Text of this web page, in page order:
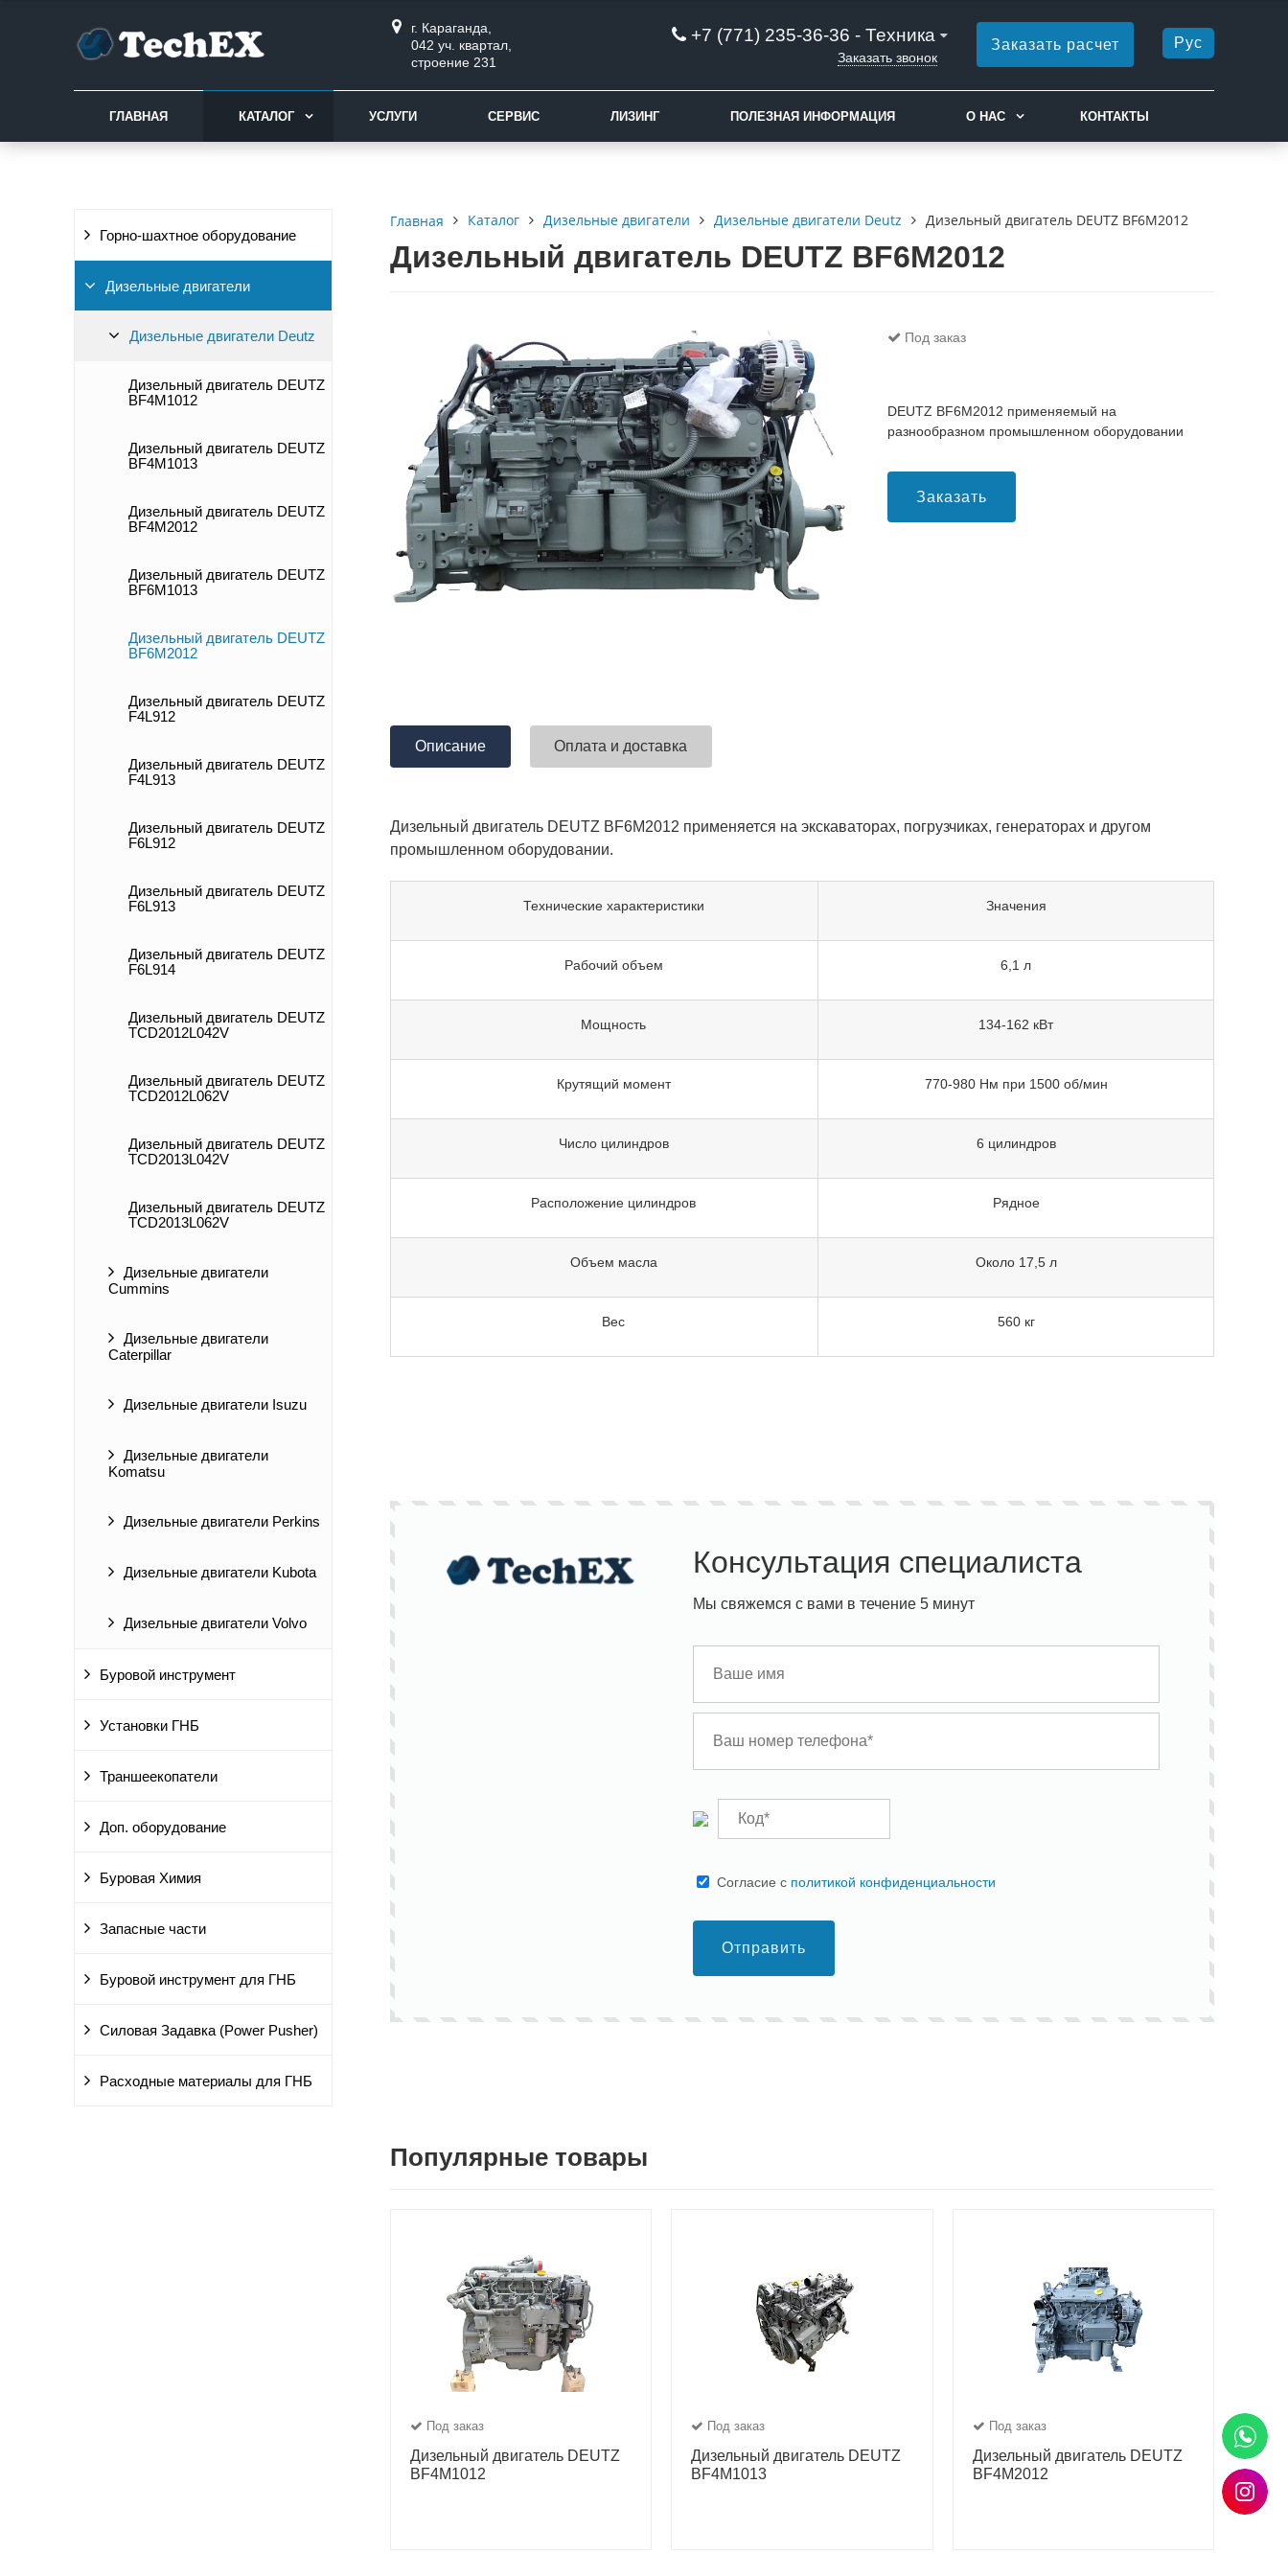
г. Караганда,
042 уч. квартал,
строение 231
+7 (771) 235-36-36 - Техника
Заказать звонок
Заказать расчет Рус
ГЛАВНАЯ КАТАЛОГ УСЛУГИ СЕРВИС ЛИЗИНГ ПОЛЕЗНАЯ ИНФОРМАЦИЯ О НАС КОНТАКТЫ
Горно-шахтное оборудование
Дизельные двигатели
Дизельные двигатели Deutz
Дизельный двигатель DEUTZ
BF4M1012
Дизельный двигатель DEUTZ
BF4M1013
Дизельный двигатель DEUTZ
BF4M2012
Дизельный двигатель DEUTZ
BF6M1013
Дизельный двигатель DEUTZ
BF6M2012
Дизельный двигатель DEUTZ
F4L912
Дизельный двигатель DEUTZ
F4L913
Дизельный двигатель DEUTZ
F6L912
Дизельный двигатель DEUTZ
F6L913
Дизельный двигатель DEUTZ
F6L914
Дизельный двигатель DEUTZ
TCD2012L042V
Дизельный двигатель DEUTZ
TCD2012L062V
Дизельный двигатель DEUTZ
TCD2013L042V
Дизельный двигатель DEUTZ
TCD2013L062V
Дизельные двигатели
Cummins
Дизельные двигатели
Caterpillar
Дизельные двигатели Isuzu
Дизельные двигатели
Komatsu
Дизельные двигатели Perkins
Дизельные двигатели Kubota
Дизельные двигатели Volvo
Буровой инструмент
Установки ГНБ
Траншеекопатели
Доп. оборудование
Буровая Химия
Запасные части
Буровой инструмент для ГНБ
Силовая Задавка (Power Pusher)
Расходные материалы для ГНБ
Главная Каталог Дизельные двигатели Дизельные двигатели Deutz Дизельный двигатель DEUTZ BF6M2012
Дизельный двигатель DEUTZ BF6M2012
Под заказ
DEUTZ BF6M2012 применяемый на
разнообразном промышленном оборудовании
Заказать
Описание Оплата и доставка
Дизельный двигатель DEUTZ BF6M2012 применяется на экскаваторах, погрузчиках, генераторах и другом
промышленном оборудовании.
Технические характеристики Значения
Рабочий объем 6,1 л
Мощность 134-162 кВт
Крутящий момент 770-980 Нм при 1500 об/мин
Число цилиндров 6 цилиндров
Расположение цилиндров Рядное
Объем масла Около 17,5 л
Вес 560 кг
Консультация специалиста
Мы свяжемся с вами в течение 5 минут
Cогласие с политикой конфиденциальности
Отправить
Популярные товары
Под заказ
Дизельный двигатель DEUTZ
BF4M1012
Под заказ
Дизельный двигатель DEUTZ
BF4M1013
Под заказ
Дизельный двигатель DEUTZ
BF4M2012